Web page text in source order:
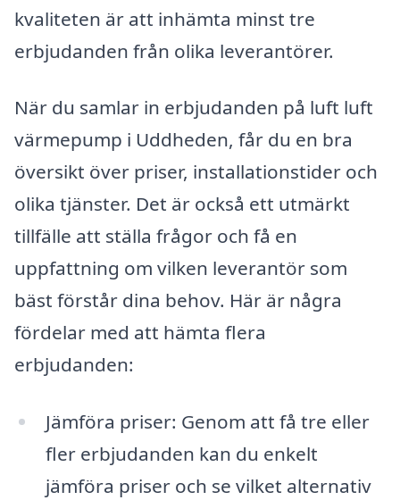
kvaliteten är att inhämta minst tre
erbjudanden från olika leverantörer.
När du samlar in erbjudanden på luft luft
värmepump i Uddheden, får du en bra
översikt över priser, installationstider och
olika tjänster. Det är också ett utmärkt
tillfälle att ställa frågor och få en
uppfattning om vilken leverantör som
bäst förstår dina behov. Här är några
fördelar med att hämta flera
erbjudanden:
Jämföra priser: Genom att få tre eller
fler erbjudanden kan du enkelt
jämföra priser och se vilket alternativ